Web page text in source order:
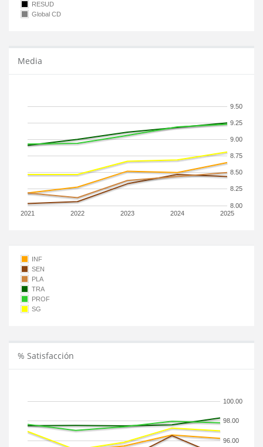
RESUD
Global CD
Media
2021 2022 2023 2024 2025
8.00
8.25
8.50
8.75
9.00
9.25
9.50
INF
SEN
PLA
TRA
PROF
SG
% Satisfacción
96.00
98.00
100.00